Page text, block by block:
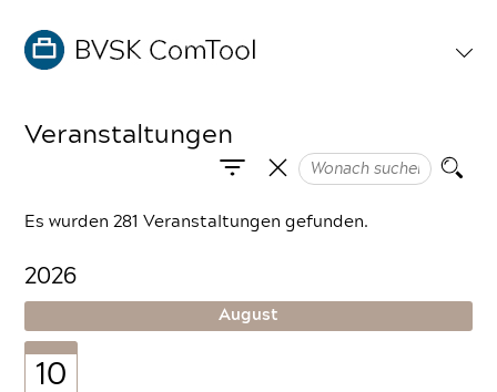
Veranstaltungen
Es wurden 281 Veranstaltungen gefunden.
2026
August
10